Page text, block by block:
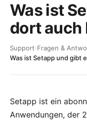
Was ist
dort auch
Support›Fragen &
Was ist Setapp und gibt
Setapp ist ein
Anwendungen, der